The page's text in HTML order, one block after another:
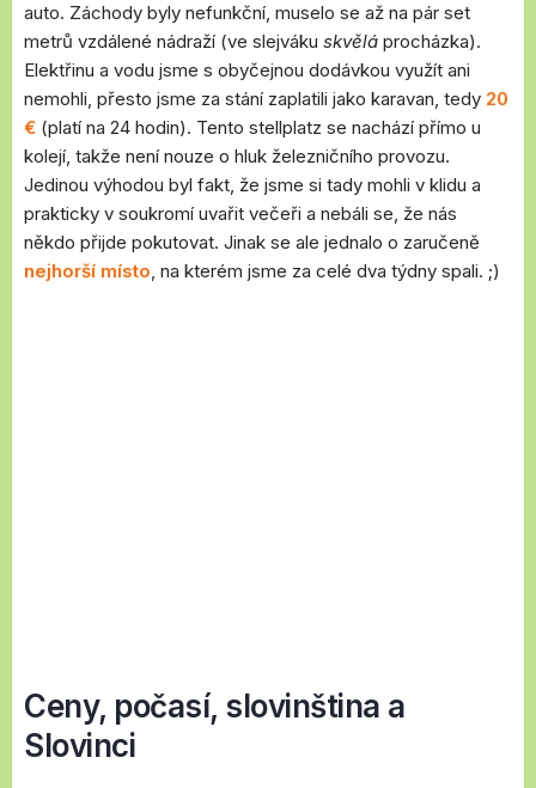
auto. Záchody byly nefunkční, muselo se až na pár set
metrů vzdálené nádraží (ve slejváku skvělá procházka).
Elektřinu a vodu jsme s obyčejnou dodávkou využít ani
nemohli, přesto jsme za stání zaplatili jako karavan, tedy 20
€ (platí na 24 hodin). Tento stellplatz se nachází přímo u
kolejí, takže není nouze o hluk železničního provozu.
Jedinou výhodou byl fakt, že jsme si tady mohli v klidu a
prakticky v soukromí uvařit večeři a nebáli se, že nás
někdo přijde pokutovat. Jinak se ale jednalo o zaručeně
nejhorší místo, na kterém jsme za celé dva týdny spali. ;)
Ceny, počasí, slovinština a
Slovinci